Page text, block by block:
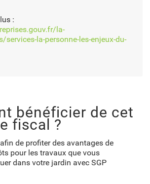
:
la-
la-personne-les-enjeux-du-
bénéficier de cet
fiscal ?
de profiter des avantages de
pour les travaux que vous
dans votre jardin avec SGP